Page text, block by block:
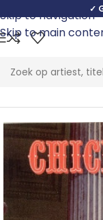
Skip to navigation
Skip to main
✓
Home Rock